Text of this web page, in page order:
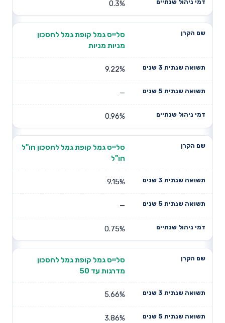
0.3%
סלייס גמל קופת גמל לחסכון
מניות מניות
9.22%
—
0.96%
סלייס גמל קופת גמל לחסכון חו"ל
חו"ל
9.15%
—
0.75%
סלייס גמל קופת גמל לחסכון
מדרגות עד 50
5.66%
3.86%